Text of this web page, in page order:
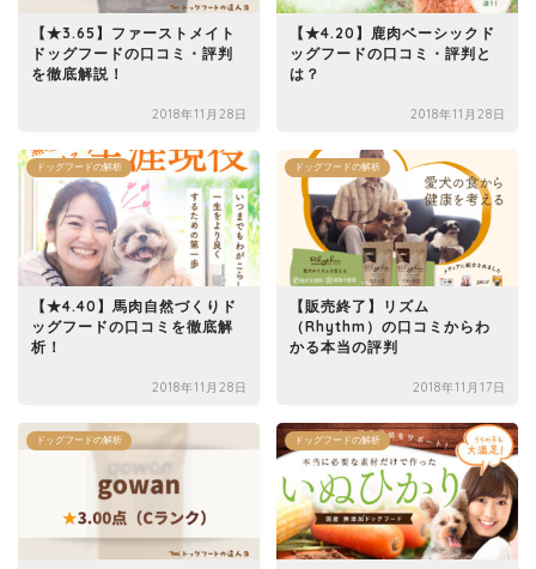
【★3.65】ファーストメイト
ドッグフードの口コミ・評判
を徹底解説！
2018年11月28日
【★4.20】鹿肉ベーシックド
ッグフードの口コミ・評判と
は？
2018年11月28日
ドッグフードの解析
【★4.40】馬肉自然づくりド
ッグフードの口コミを徹底解
析！
2018年11月28日
ドッグフードの解析
【販売終了】リズム
（Rhythm）の口コミからわ
かる本当の評判
2018年11月17日
ドッグフードの解析 ドッグフードの解析